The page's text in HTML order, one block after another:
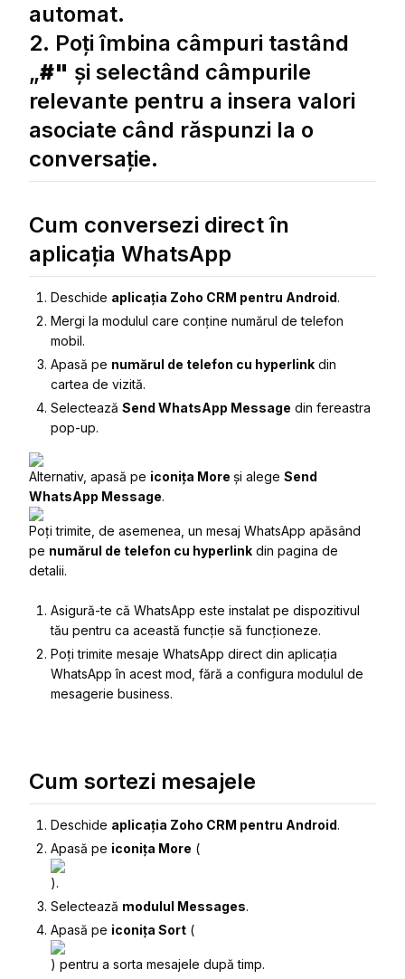
automat.
2. Poți îmbina câmpuri tastând
„#" și selectând câmpurile
relevante pentru a insera valori
asociate când răspunzi la o
conversație.
Cum conversezi direct în
aplicația WhatsApp
Deschide aplicația Zoho CRM pentru Android.
Mergi la modulul care conține numărul de telefon
mobil.
Apasă pe numărul de telefon cu hyperlink din
cartea de vizită.
Selectează Send WhatsApp Message din fereastra
pop-up.
Alternativ, apasă pe iconița More și alege Send
WhatsApp Message.
Poți trimite, de asemenea, un mesaj WhatsApp apăsând
pe numărul de telefon cu hyperlink din pagina de
detalii.
Asigură-te că WhatsApp este instalat pe dispozitivul
tău pentru ca această funcție să funcționeze.
Poți trimite mesaje WhatsApp direct din aplicația
WhatsApp în acest mod, fără a configura modulul de
mesagerie business.
Cum sortezi mesajele
Deschide aplicația Zoho CRM pentru Android.
Apasă pe iconița More (
).
Selectează modulul Messages.
Apasă pe iconița Sort (
) pentru a sorta mesajele după timp.